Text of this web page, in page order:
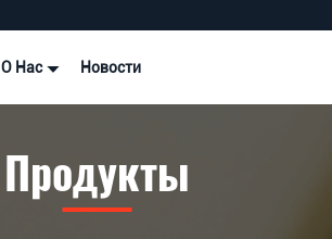
О Нас Новости
Продукты